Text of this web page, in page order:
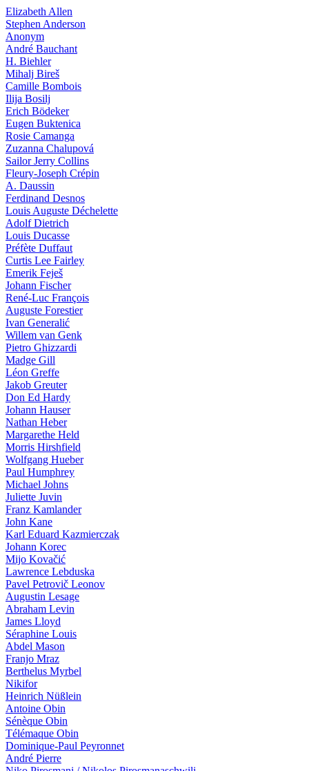
Elizabeth Allen
Stephen Anderson
Anonym
André Bauchant
H. Biehler
Mihalj Bireš
Camille Bombois
Ilija Bosilj
Erich Bödeker
Eugen Buktenica
Rosie Camanga
Zuzanna Chalupová
Sailor Jerry Collins
Fleury-Joseph Crépin
A. Daussin
Ferdinand Desnos
Louis Auguste Déchelette
Adolf Dietrich
Louis Ducasse
Préfète Duffaut
Curtis Lee Fairley
Emerik Feješ
Johann Fischer
René-Luc François
Auguste Forestier
Ivan Generalić
Willem van Genk
Pietro Ghizzardi
Madge Gill
Léon Greffe
Jakob Greuter
Don Ed Hardy
Johann Hauser
Nathan Heber
Margarethe Held
Morris Hirshfield
Wolfgang Hueber
Paul Humphrey
Michael Johns
Juliette Juvin
Franz Kamlander
John Kane
Karl Eduard Kazmierczak
Johann Korec
Mijo Kovačić
Lawrence Lebduska
Pavel Petrovič Leonov
Augustin Lesage
Abraham Levin
James Lloyd
Séraphine Louis
Abdel Mason
Franjo Mraz
Berthelus Myrbel
Nikifor
Heinrich Nüßlein
Antoine Obin
Sénèque Obin
Télémaque Obin
Dominique-Paul Peyronnet
André Pierre